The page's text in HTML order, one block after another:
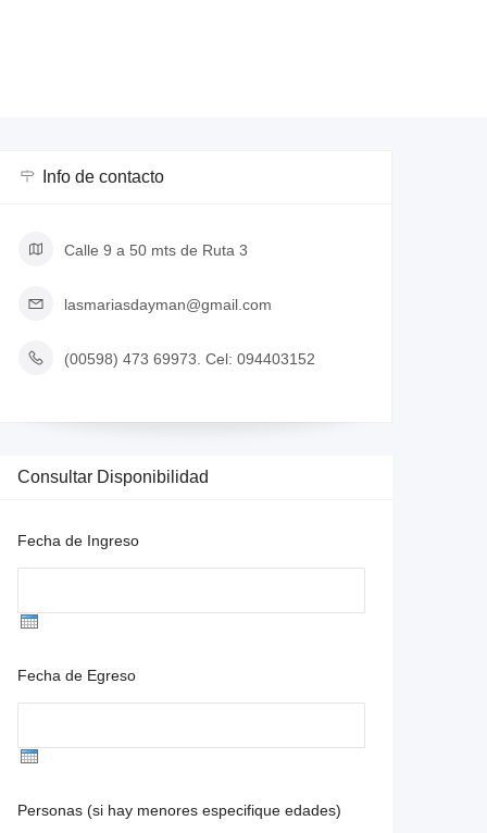
Info de contacto
Calle 9 a 50 mts de Ruta 3
lasmariasdayman@gmail.com
(00598) 473 69973. Cel: 094403152
Consultar Disponibilidad
Fecha de Ingreso
Fecha de Egreso
Personas (si hay menores especifique edades)